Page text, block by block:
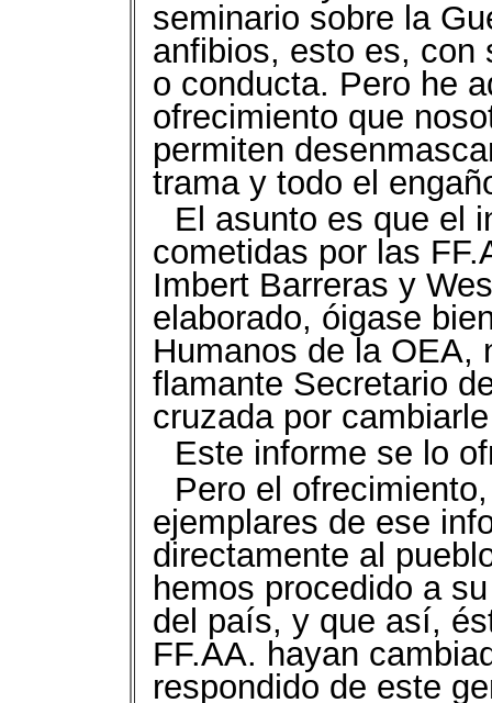
seminario sobre la
anfibios, esto es, con
o conducta. Pero he
ofrecimiento que
permiten
trama y todo el
El asunto es que el
cometidas por las
Imbert Barreras y
elaborado, óigase
Humanos de la OEA,
flamante Secretario
cruzada por
Este informe se lo
Pero el
ejemplares de ese
directamente al
hemos procedido a
del país, y que así,
FF.AA. hayan
respondido de este